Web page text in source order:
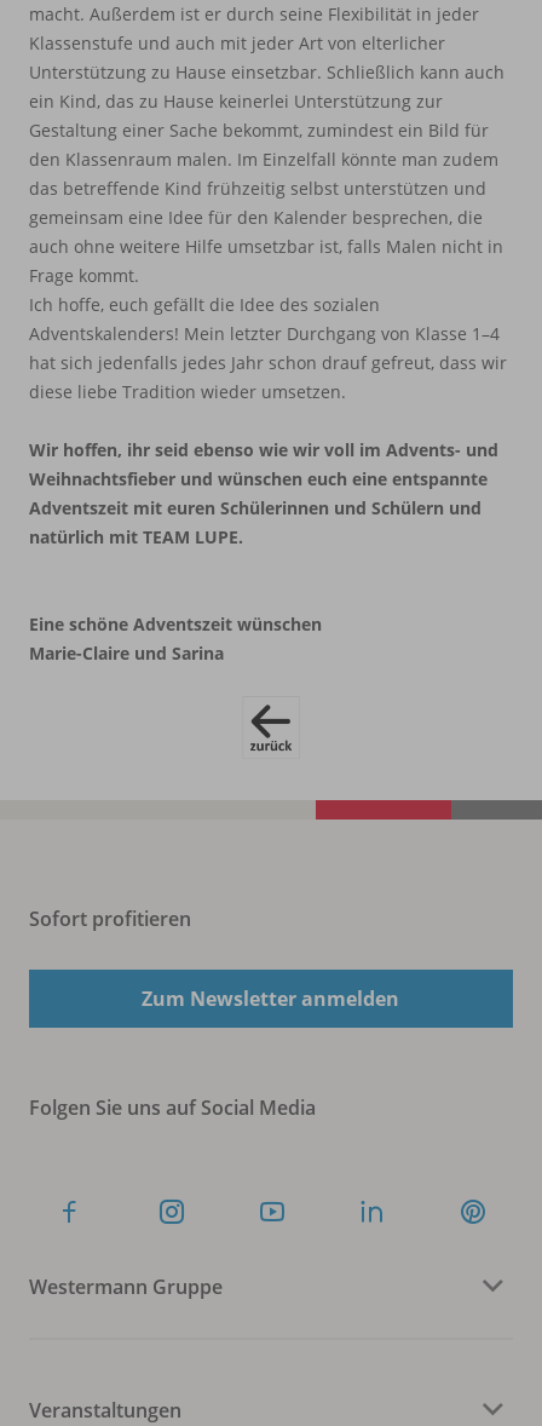
macht. Außerdem ist er durch seine Flexibilität in jeder
Klassenstufe und auch mit jeder Art von elterlicher
Unterstützung zu Hause einsetzbar. Schließlich kann auch
ein Kind, das zu Hause keinerlei Unterstützung zur
Gestaltung einer Sache bekommt, zumindest ein Bild für
den Klassenraum malen. Im Einzelfall könnte man zudem
das betreffende Kind frühzeitig selbst unterstützen und
gemeinsam eine Idee für den Kalender besprechen, die
auch ohne weitere Hilfe umsetzbar ist, falls Malen nicht in
Frage kommt.
Ich hoffe, euch gefällt die Idee des sozialen
Adventskalenders! Mein letzter Durchgang von Klasse 1–4
hat sich jedenfalls jedes Jahr schon drauf gefreut, dass wir
diese liebe Tradition wieder umsetzen.
Wir hoffen, ihr seid ebenso wie wir voll im Advents- und
Weihnachtsfieber und wünschen euch eine entspannte
Adventszeit mit euren Schülerinnen und Schülern und
natürlich mit TEAM LUPE.
Eine schöne Adventszeit wünschen
Marie-Claire und Sarina
Sofort profitieren
Zum Newsletter anmelden
Folgen Sie uns auf Social Media
Westermann Gruppe
Veranstaltungen